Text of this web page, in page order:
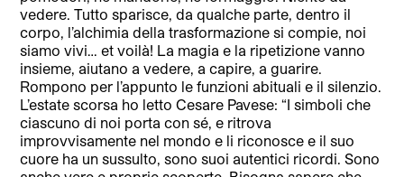
vedere. Tutto sparisce, da qualche parte, dentro il
corpo, l’alchimia della trasformazione si compie, noi
siamo vivi… et voilà! La magia e la ripetizione vanno
insieme, aiutano a vedere, a capire, a guarire.
Rompono per l’appunto le funzioni abituali e il silenzio.
L’estate scorsa ho letto Cesare Pavese: “I simboli che
ciascuno di noi porta con sé, e ritrova
improvvisamente nel mondo e li riconosce e il suo
cuore ha un sussulto, sono suoi autentici ricordi. Sono